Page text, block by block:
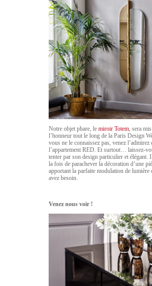
Notre objet phare, le miroir Totem, sera mis
l’honneur tout le long de la Paris Design
vous ne le connaissez pas, venez l’admirez
l’appartement RED. Et surtout… laissez-
tenter par son design particulier et élégant.
la fois de parachever la décoration d’une
apportant la parfaite modulation de lumière
avez besoin.
Venez nous voir !